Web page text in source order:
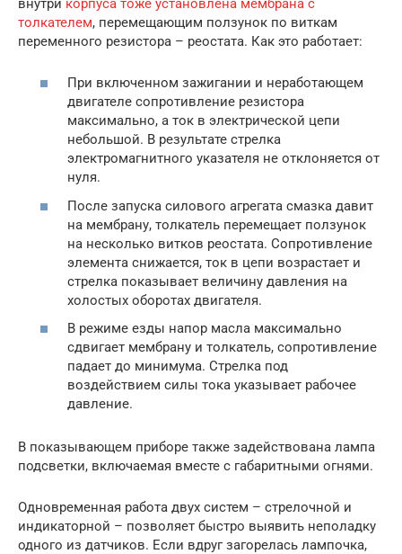
внутри корпуса тоже установлена мембрана с
толкателем, перемещающим ползунок по виткам
переменного резистора – реостата. Как это работает:
При включенном зажигании и неработающем
двигателе сопротивление резистора
максимально, а ток в электрической цепи
небольшой. В результате стрелка
электромагнитного указателя не отклоняется от
нуля.
После запуска силового агрегата смазка давит
на мембрану, толкатель перемещает ползунок
на несколько витков реостата. Сопротивление
элемента снижается, ток в цепи возрастает и
стрелка показывает величину давления на
холостых оборотах двигателя.
В режиме езды напор масла максимально
сдвигает мембрану и толкатель, сопротивление
падает до минимума. Стрелка под
воздействием силы тока указывает рабочее
давление.
В показывающем приборе также задействована лампа
подсветки, включаемая вместе с габаритными огнями.
Одновременная работа двух систем – стрелочной и
индикаторной – позволяет быстро выявить неполадку
одного из датчиков. Если вдруг загорелась лампочка,